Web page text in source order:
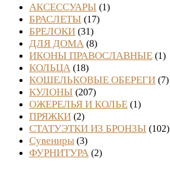
АКСЕССУАРЫ (1)
БРАСЛЕТЫ (17)
БРЕЛОКИ (31)
ДЛЯ ДОМА (8)
ИКОНЫ ПРАВОСЛАВНЫЕ (1)
КОЛЬЦА (18)
КОШЕЛЬКОВЫЕ ОБЕРЕГИ (7)
КУЛОНЫ (207)
ОЖЕРЕЛЬЯ И КОЛЬЕ (1)
ПРЯЖКИ (2)
СТАТУЭТКИ ИЗ БРОНЗЫ (102)
Сувениры (3)
ФУРНИТУРА (2)